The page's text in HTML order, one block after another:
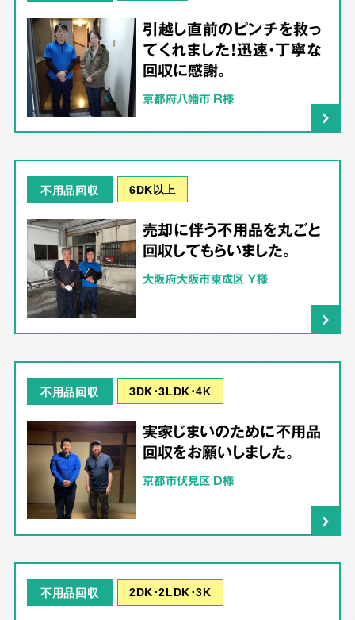
引越し直前のピンチを救っ
てくれました！迅速・丁寧な
回収に感謝。
京都府八幡市 R様
不用品回収 6DK以上
売却に伴う不用品を丸ごと
回収してもらいました。
大阪府大阪市東成区 Y様
不用品回収 3DK･3LDK･4K
実家じまいのために不用品
回収をお願いしました。
京都市伏見区 D様
不用品回収 2DK･2LDK･3K